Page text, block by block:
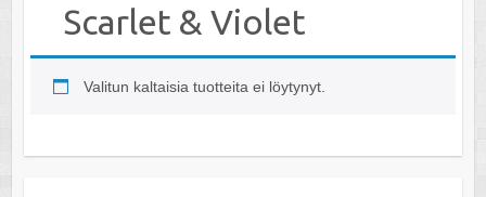
Scarlet & Violet
Valitun kaltaisia tuotteita ei löytynyt.